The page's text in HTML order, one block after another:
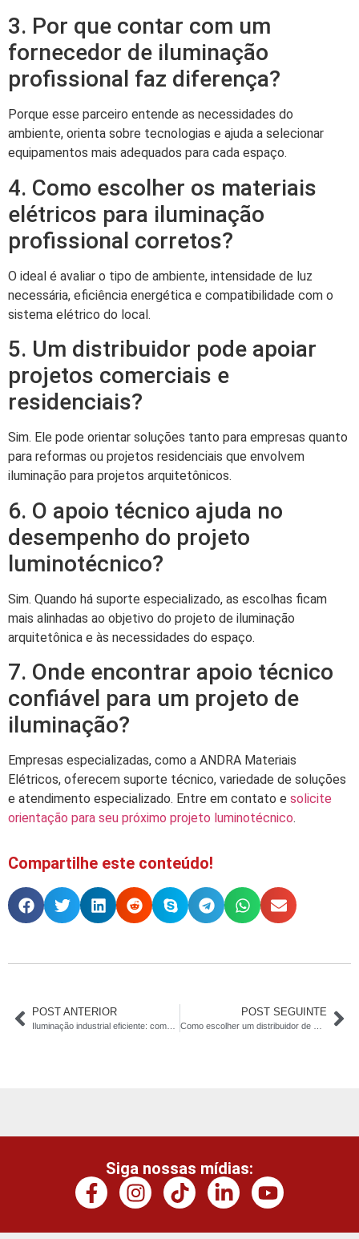
3. Por que contar com um
fornecedor de iluminação
profissional faz diferença?
Porque esse parceiro entende as necessidades do
ambiente, orienta sobre tecnologias e ajuda a selecionar
equipamentos mais adequados para cada espaço.
4. Como escolher os materiais
elétricos para iluminação
profissional corretos?
O ideal é avaliar o tipo de ambiente, intensidade de luz
necessária, eficiência energética e compatibilidade com o
sistema elétrico do local.
5. Um distribuidor pode apoiar
projetos comerciais e
residenciais?
Sim. Ele pode orientar soluções tanto para empresas quanto
para reformas ou projetos residenciais que envolvem
iluminação para projetos arquitetônicos.
6. O apoio técnico ajuda no
desempenho do projeto
luminotécnico?
Sim. Quando há suporte especializado, as escolhas ficam
mais alinhadas ao objetivo do projeto de iluminação
arquitetônica e às necessidades do espaço.
7. Onde encontrar apoio técnico
confiável para um projeto de
iluminação?
Empresas especializadas, como a ANDRA Materiais
Elétricos, oferecem suporte técnico, variedade de soluções
e atendimento especializado. Entre em contato e solicite
orientação para seu próximo projeto luminotécnico.
Compartilhe este conteúdo!
POST ANTERIOR POST SEGUINTE
Siga nossas mídias: